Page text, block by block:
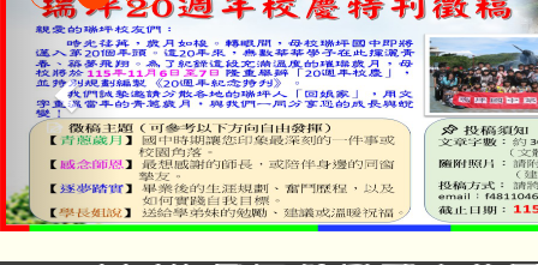
淨零綠生活教案入校路
115年食農教育專業人